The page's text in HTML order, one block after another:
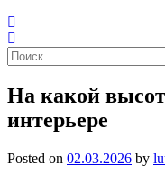
Найти:
На какой
интерьере
Posted on 02.03.2026 by